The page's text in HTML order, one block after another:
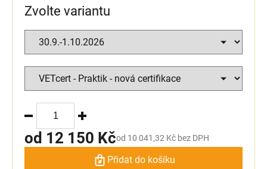
Zvolte variantu
od 12 150 Kčod 10 041,32 Kč bez DPH
Přidat do košíku